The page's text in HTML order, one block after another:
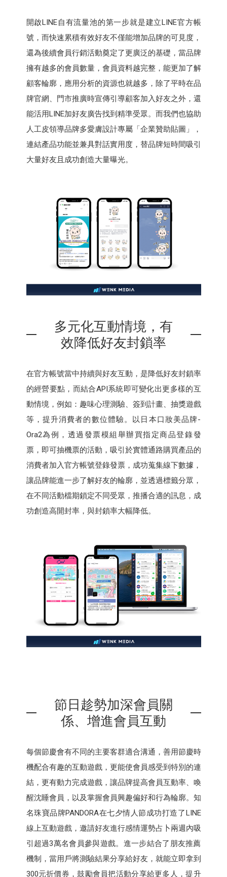
開啟LINE自有流量池的第一步就是建立LINE官方帳
號，而快速累積有效好友不僅能增加品牌的可見度，
還為後續會員行銷活動奠定了更廣泛的基礎，當品牌
擁有越多的會員數量，會員資料越完整，能更加了解
顧客輪廓，應用分析的資源也就越多，除了平時在品
牌官網、門市推廣時宣傳引導顧客加入好友之外，還
能活用LINE加好友廣告找到精準受眾。而我們也協助
人工皮領導品牌多愛膚設計專屬「企業贊助貼圖」，
連結產品功能並兼具對話實用度，替品牌短時間吸引
大量好友且成功創造大量曝光。
多元化互動情境，有
效降低好友封鎖率
在官方帳號當中持續與好友互動，是降低好友封鎖率
的經營要點，而結合API系統即可變化出更多樣的互
動情境，例如：趣味心理測驗、簽到計畫、抽獎遊戲
等，提升消費者的數位體驗。以日本口妝美品牌-
Ora2為例，透過發票模組舉辦買指定商品登錄發
票，即可抽機票的活動，吸引於實體通路購買產品的
消費者加入官方帳號登錄發票，成功蒐集線下數據，
讓品牌能進一步了解好友的輪廓，並透過標籤分眾，
在不同活動檔期鎖定不同受眾，推播合適的訊息，成
功創造高開封率，與封鎖率大幅降低。
節日趁勢加深會員關
係、增進會員互動
每個節慶會有不同的主要客群適合溝通，善用節慶時
機配合有趣的互動遊戲，更能使會員感受到特別的連
結，更有動力完成遊戲，讓品牌提高會員互動率、喚
醒沈睡會員，以及掌握會員興趣偏好和行為輪廓。知
名珠寶品牌PANDORA在七夕情人節成功打造了LINE
線上互動遊戲，邀請好友進行感情運勢占卜兩週內吸
引超過3萬名會員參與遊戲。進一步結合了朋友推薦
機制，當用戶將測驗結果分享給好友，就能立即拿到
300元折價券，鼓勵會員把活動分享給更多人，提升